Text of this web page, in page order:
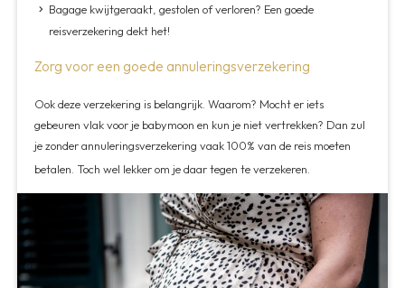
Bagage kwijtgeraakt, gestolen of verloren? Een goede
reisverzekering dekt het!
Zorg voor een goede annuleringsverzekering
Ook deze verzekering is belangrijk. Waarom? Mocht er iets
gebeuren vlak voor je babymoon en kun je niet vertrekken? Dan zul
je zonder annuleringsverzekering vaak 100% van de reis moeten
betalen. Toch wel lekker om je daar tegen te verzekeren.